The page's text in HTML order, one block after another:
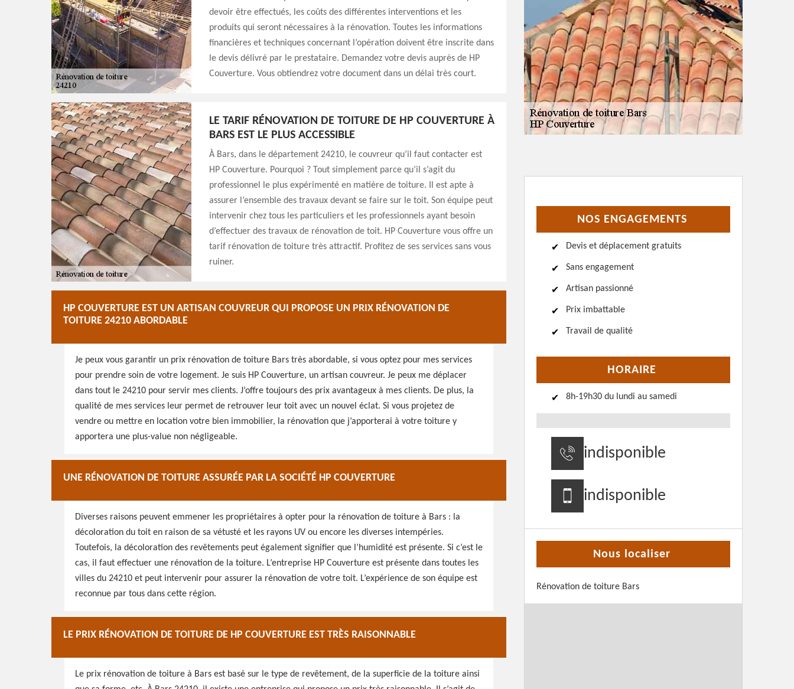
devoir être effectués, les coûts des différentes interventions et les
produits qui seront nécessaires à la rénovation. Toutes les informations
financières et techniques concernant l’opération doivent être inscrite dans
le devis délivré par le prestataire. Demandez votre devis auprès de HP
Couverture. Vous obtiendrez votre document dans un délai très court.
LE TARIF RÉNOVATION DE TOITURE DE HP COUVERTURE À
BARS EST LE PLUS ACCESSIBLE
À Bars, dans le département 24210, le couvreur qu’il faut contacter est
HP Couverture. Pourquoi ? Tout simplement parce qu’il s’agit du
professionnel le plus expérimenté en matière de toiture. Il est apte à
assurer l’ensemble des travaux devant se faire sur le toit. Son équipe peut
intervenir chez tous les particuliers et les professionnels ayant besoin
d’effectuer des travaux de rénovation de toit. HP Couverture vous offre un
tarif rénovation de toiture très attractif. Profitez de ses services sans vous
ruiner.
HP COUVERTURE EST UN ARTISAN COUVREUR QUI PROPOSE UN PRIX RÉNOVATION DE
TOITURE 24210 ABORDABLE
Je peux vous garantir un prix rénovation de toiture Bars très abordable, si vous optez pour mes services
pour prendre soin de votre logement. Je suis HP Couverture, un artisan couvreur. Je peux me déplacer
dans tout le 24210 pour servir mes clients. J’offre toujours des prix avantageux à mes clients. De plus, la
qualité de mes services leur permet de retrouver leur toit avec un nouvel éclat. Si vous projetez de
vendre ou mettre en location votre bien immobilier, la rénovation que j’apporterai à votre toiture y
apportera une plus-value non négligeable.
UNE RÉNOVATION DE TOITURE ASSURÉE PAR LA SOCIÉTÉ HP COUVERTURE
Diverses raisons peuvent emmener les propriétaires à opter pour la rénovation de toiture à Bars : la
décoloration du toit en raison de sa vétusté et les rayons UV ou encore les diverses intempéries.
Toutefois, la décoloration des revêtements peut également signifier que l’humidité est présente. Si c’est le
cas, il faut effectuer une rénovation de la toiture. L’entreprise HP Couverture est présente dans toutes les
villes du 24210 et peut intervenir pour assurer la rénovation de votre toit. L’expérience de son équipe est
reconnue par tous dans cette région.
LE PRIX RÉNOVATION DE TOITURE DE HP COUVERTURE EST TRÈS RAISONNABLE
Le prix rénovation de toiture à Bars est basé sur le type de revêtement, de la superficie de la toiture ainsi
NOS ENGAGEMENTS
Devis et déplacement gratuits
Sans engagement
Artisan passionné
Prix imbattable
Travail de qualité
HORAIRE
8h-19h30 du lundi au samedi
indisponible
indisponible
Nous localiser
Rénovation de toiture Bars